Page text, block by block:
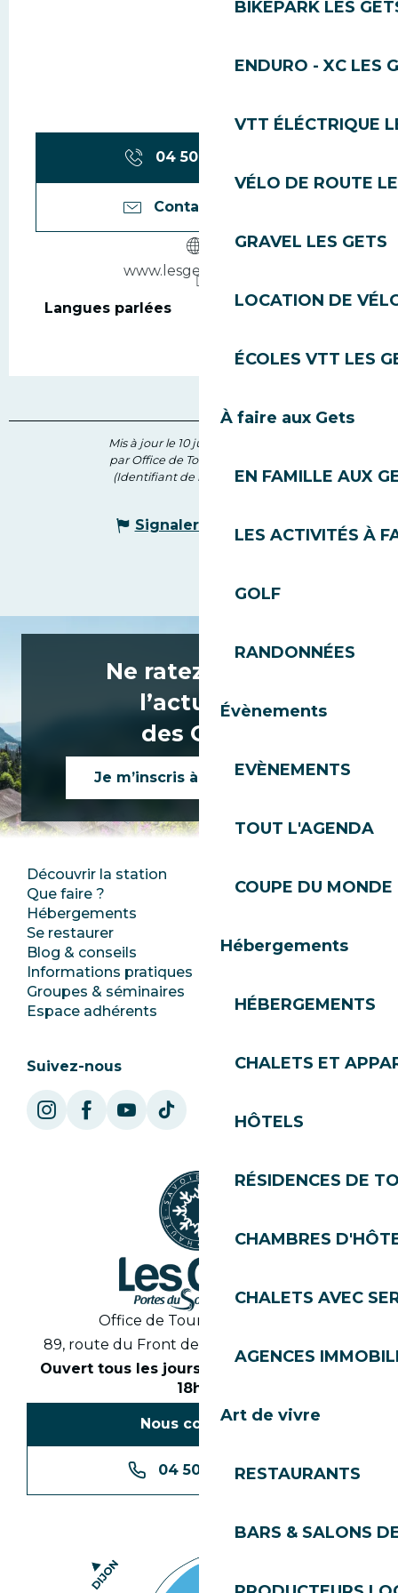
BIKEPARK LES
ENDURO - XC LES
VTT ÉLÉCTRIQUE
VÉLO DE ROUTE
GRAVEL LES GETS
LOCATION DE
ÉCOLES VTT LES
À faire aux Gets
EN FAMILLE AUX
LES ACTIVITÉS À
GOLF
RANDONNÉES
Évènements
EVÈNEMENTS
TOUT L'AGENDA
COUPE DU
Hébergements
HÉBERGEMENTS
CHALETS ET
HÔTELS
RÉSIDENCES DE
CHAMBRES
CHALETS AVEC
AGENCES
Art de vivre
RESTAURANTS
BARS & SALONS
04 50 74 74
Contactez-nous
www.lesgets-mairie.fr
Langues parlées
Langues parlées
Mis à jour le 10 juillet 2025 à 15:39
par Office de Tourisme des Gets
(Identifiant de l'offre : 6826271)
Signaler une erreur
Ne ratez rien de
l’actualité
des Gets !
Je m’inscris à la newsletter
Découvrir la station
Que faire ?
Hébergements
Se restaurer
Blog & conseils
Informations pratiques
Groupes & séminaires
Espace adhérents
Club Les Gets
Ecotourisme
SoleGets
Les Gets Tourisme
Suivez-nous
Office de Tourisme des Gets
89, route du Front de Neige 74260 Les Gets
Ouvert tous les jours en saison de 8h30 à
18h30
Nous contacter
04 50 74 74 74